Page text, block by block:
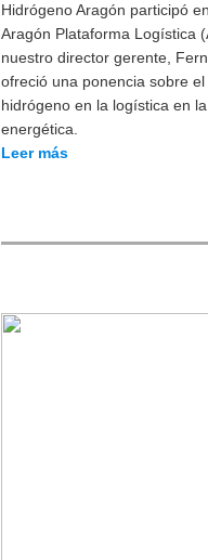
Hidrógeno Aragón participó
Aragón Plataforma Logística
nuestro director gerente,
ofreció una ponencia sobre
hidrógeno en la logística en
energética.
Leer más